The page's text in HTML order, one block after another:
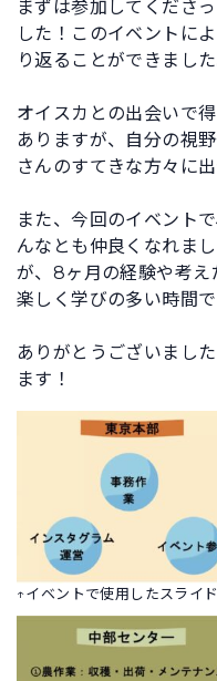
まずは参加してくださ
した！このイベントに
り返ることができました
オイスカとの出会いで
ありますが、自分の視
さんのすてきな方々に
また、今回のイベント
んなとも仲良くなれま
が、8ヶ月の経験や考え
楽しく学びの多い時間で
ありがとうございまし
ます！
↑イベントで使用したスライ